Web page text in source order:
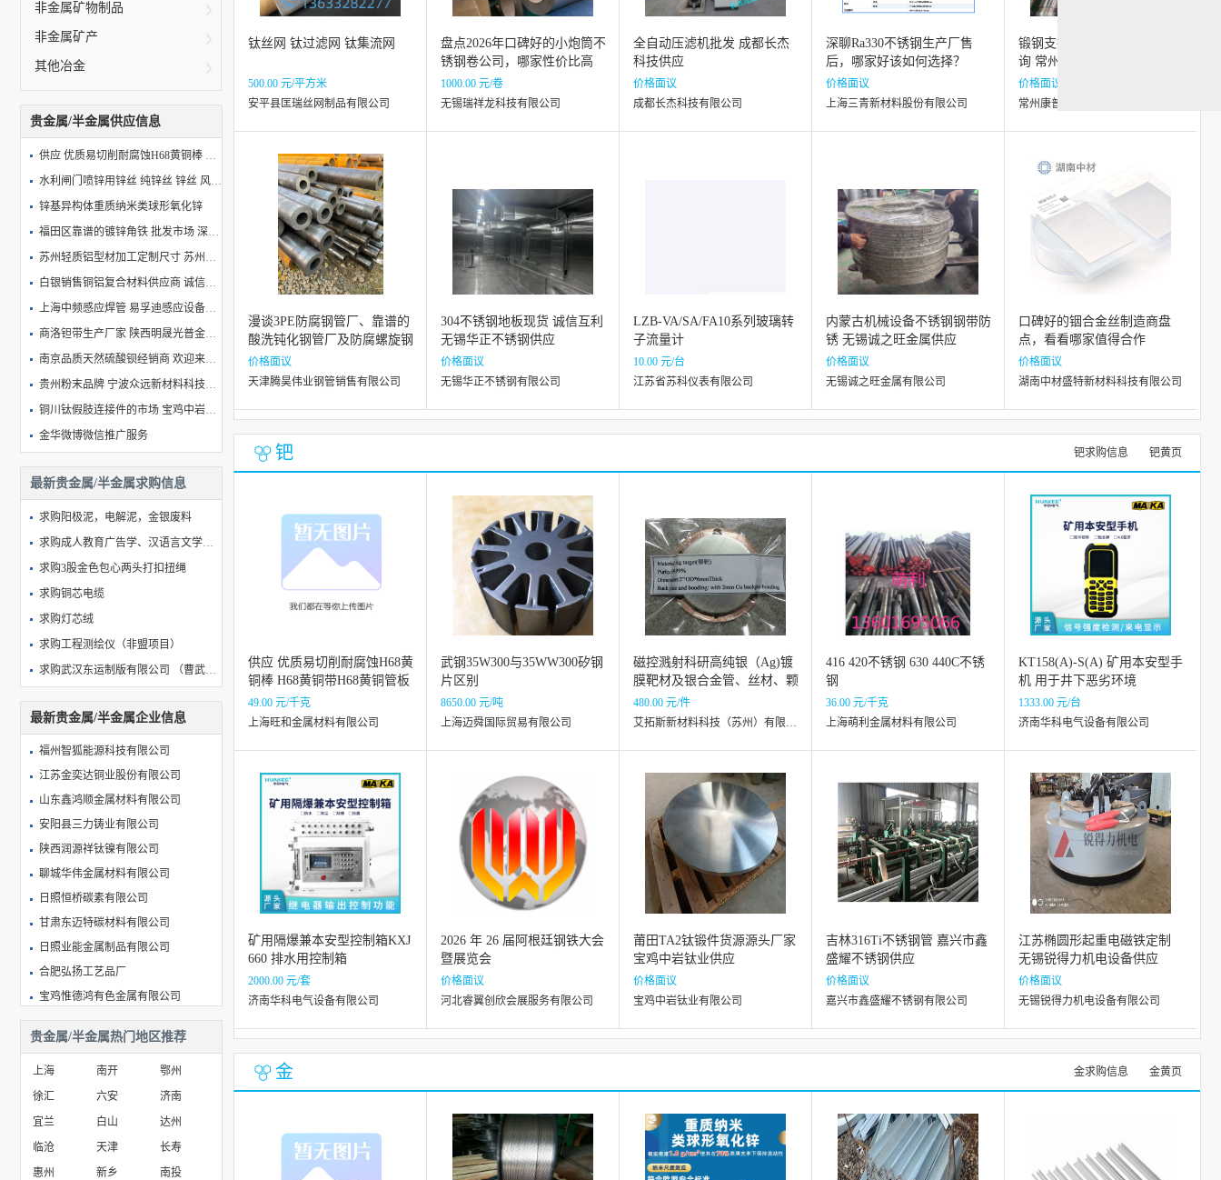
非金属矿物制品
非金属矿产
其他冶金
贵金属/半金属供应信息
供应 优质易切削耐腐蚀H68黄铜棒 H68黄铜带H68黄铜管板
水利闸门喷锌用锌丝 纯锌丝 锌丝 风电用锌丝
锌基异构体重质纳米类球形氧化锌
福田区靠谱的镀锌角铁 批发市场 深圳市泓地实业供应
苏州轻质铝型材加工定制尺寸 苏州东欣铝业科技供应
白银销售铜铝复合材料供应商 诚信互利 申奥钛工供应
上海中频感应焊管 易孚迪感应设备供应
商洛钽带生产厂家 陕西明晟光普金属材料供应
南京品质天然硫酸钡经销商 欢迎来电 五峰威钛矿业供应
贵州粉末品牌 宁波众远新材料科技供应
铜川钛假肢连接件的市场 宝鸡中岩钛业供应
金华微博微信推广服务
简阳镇金镇除老鼠
阴极保护铝牺牲阳极
最新贵金属/半金属求购信息
求购阳极泥，电解泥，金银废料
求购成人教育广告学、汉语言文学、会计学、金融学、市场营销
求购3股金色包心两头打扣扭绳
求购铜芯电缆
求购灯芯绒
求购工程测绘仪（非盟项目）
求购武汉东运制版有限公司 （曹武奎）采购焊条询价单
求购硅胶发泡条询价
求购求购TESA68732
求购灰色硅胶或橡胶垫卷10*20*1.8
求购求购进口XO
求购EI19立式3+3P骨架
求购刺绳报价
最新贵金属/半金属企业信息
福州智狐能源科技有限公司
江苏金奕达铜业股份有限公司
山东鑫鸿顺金属材料有限公司
安阳县三力铸业有限公司
陕西润源祥钛镍有限公司
聊城华伟金属材料有限公司
日照恒桥碳素有限公司
甘肃东迈特碳材料有限公司
日照业能金属制品有限公司
合肥弘扬工艺品厂
宝鸡惟德鸿有色金属有限公司
宝鸡博源辰金属材料有限公司
山东新鸿辉管业有限公司
佛山市金玉诚不锈钢有限公司
贵金属/半金属热门地区推荐
上海 南开
鄂州
徐汇
六安
济南
宜兰
白山
达州
临沧
天津
长寿
惠州
新乡
南投
钛丝网 钛过滤网 钛集流网
500.00 元/平方米
安平县匡瑞丝网制品有限公司
盘点2026年口碑好的小炮筒不
锈钢卷公司，哪家性价比高
1000.00 元/卷
无锡瑞祥龙科技有限公司
全自动压滤机批发 成都长杰
科技供应
价格面议
成都长杰科技有限公司
深聊Ra330不锈钢生产厂售
后，哪家好该如何选择？
价格面议
上海三青新材料股份有限公司
锻钢支撑辊厂家直销 来电咨
询 常州康普斯冶金设备科技
供应
价格面议
常州康普斯冶金设备科技有限公司
漫谈3PE防腐钢管厂、靠谱的
酸洗钝化钢管厂及防腐螺旋钢
管厂价格多少
价格面议
天津腾昊伟业钢管销售有限公司
304不锈钢地板现货 诚信互利
无锡华正不锈钢供应
价格面议
无锡华正不锈钢有限公司
LZB-VA/SA/FA10系列玻璃转
子流量计
10.00 元/台
江苏省苏科仪表有限公司
内蒙古机械设备不锈钢钢带防
锈 无锡诚之旺金属供应
价格面议
无锡诚之旺金属有限公司
口碑好的铟合金丝制造商盘
点，看看哪家值得合作
价格面议
湖南中材盛特新材料科技有限公司
钯 钯求购信息 钯黄页
供应 优质易切削耐腐蚀H68黄
铜棒 H68黄铜带H68黄铜管板
49.00 元/千克
上海旺和金属材料有限公司
武钢35W300与35WW300矽钢
片区别
8650.00 元/吨
上海迈舜国际贸易有限公司
磁控溅射科研高纯银（Ag)镀
膜靶材及银合金管、丝材、颗
粒，银板,PVD镀膜材料以及
背板绑定
480.00 元/件
艾拓斯新材料科技（苏州）有限公司
416 420不锈钢 630 440C不锈
钢
36.00 元/千克
上海萌利金属材料有限公司
KT158(A)-S(A) 矿用本安型手
机 用于井下恶劣环境
1333.00 元/台
济南华科电气设备有限公司
矿用隔爆兼本安型控制箱KXJ
660 排水用控制箱
2000.00 元/套
济南华科电气设备有限公司
2026 年 26 届阿根廷钢铁大会
暨展览会
价格面议
河北睿翼创欣会展服务有限公司
莆田TA2钛锻件货源源头厂家
宝鸡中岩钛业供应
价格面议
宝鸡中岩钛业有限公司
吉林316Ti不锈钢管 嘉兴市鑫
盛耀不锈钢供应
价格面议
嘉兴市鑫盛耀不锈钢有限公司
江苏椭圆形起重电磁铁定制
无锡锐得力机电设备供应
价格面议
无锡锐得力机电设备有限公司
金 金求购信息 金黄页